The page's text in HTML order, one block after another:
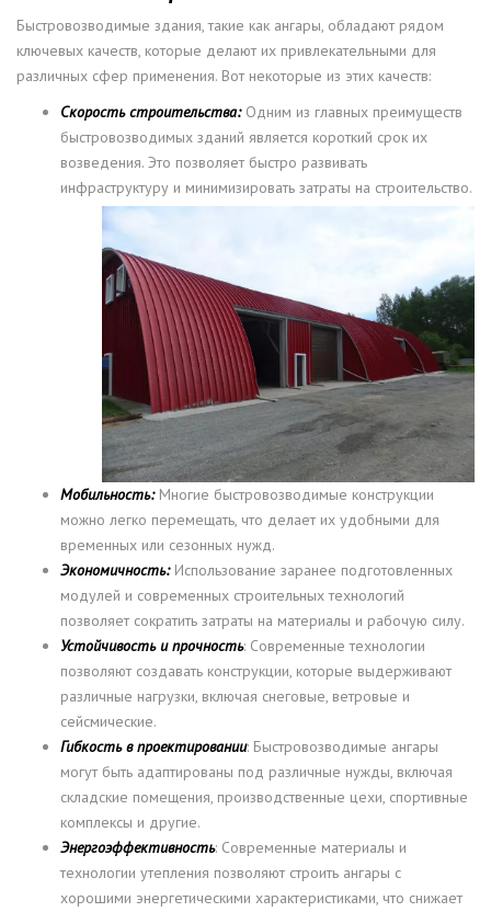
Быстровозводимые здания, такие как ангары, обладают рядом
ключевых качеств, которые делают их привлекательными для
различных сфер применения. Вот некоторые из этих качеств:
Скорость строительства:Одним из главных преимуществ
быстровозводимых зданий является короткий срок их
возведения. Это позволяет быстро развивать
инфраструктуру и минимизировать затраты на строительство.
Мобильность: Многие быстровозводимые конструкции
можно легко перемещать, что делает их удобными для
временных или сезонных нужд.
Экономичность:Использование заранее подготовленных
модулей и современных строительных технологий
позволяет сократить затраты на материалы и рабочую силу.
Устойчивость и прочность: Современные технологии
позволяют создавать конструкции, которые выдерживают
различные нагрузки, включая снеговые, ветровые и
сейсмические.
Гибкость в проектировании: Быстровозводимые ангары
могут быть адаптированы под различные нужды, включая
складские помещения, производственные цехи, спортивные
комплексы и другие.
Энергоэффективность: Современные материалы и
технологии утепления позволяют строить ангары с
хорошими энергетическими характеристиками, что снижает